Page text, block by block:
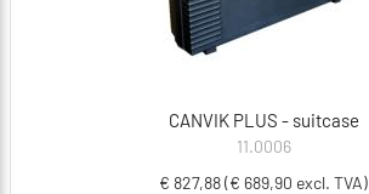
CANVIK PLUS - suitcase
11.0006
€ 827,88 (€ 689,90 excl. TVA)